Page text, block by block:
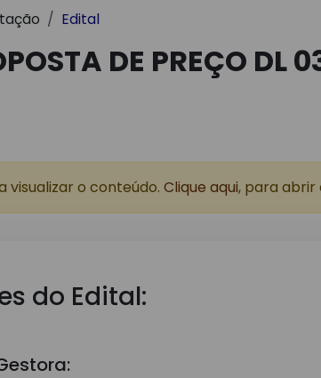
Edital
DE PREÇO DL
visualizar o conteúdo. Clique aqui, para abrir
do Edital: